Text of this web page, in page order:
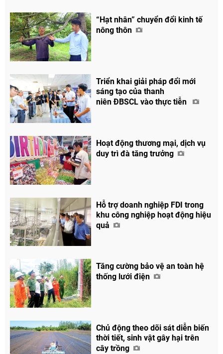
“Hạt nhân” chuyển đổi kinh tế
nông thôn
Triển khai giải pháp đổi mới
sáng tạo của thanh
niên ĐBSCL vào thực tiễn
Hoạt động thương mại, dịch vụ
duy trì đà tăng trưởng
Hỗ trợ doanh nghiệp FDI trong
khu công nghiệp hoạt động hiệu
quả
Tăng cường bảo vệ an toàn hệ
thống lưới điện
Chủ động theo dõi sát diễn biến
thời tiết, sinh vật gây hại trên
cây trồng